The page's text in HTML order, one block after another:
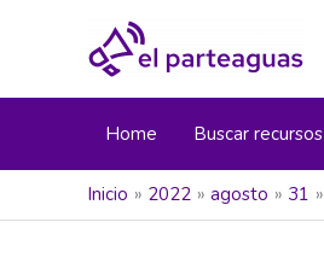
Home Buscar recursos
Inicio 2022 agosto 31